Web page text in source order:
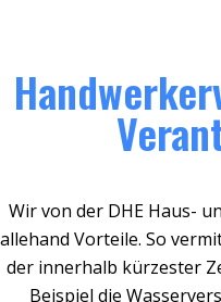
Wir von der DHE Haus-
allehand Vorteile. So
der innerhalb kürzester
Beispiel die